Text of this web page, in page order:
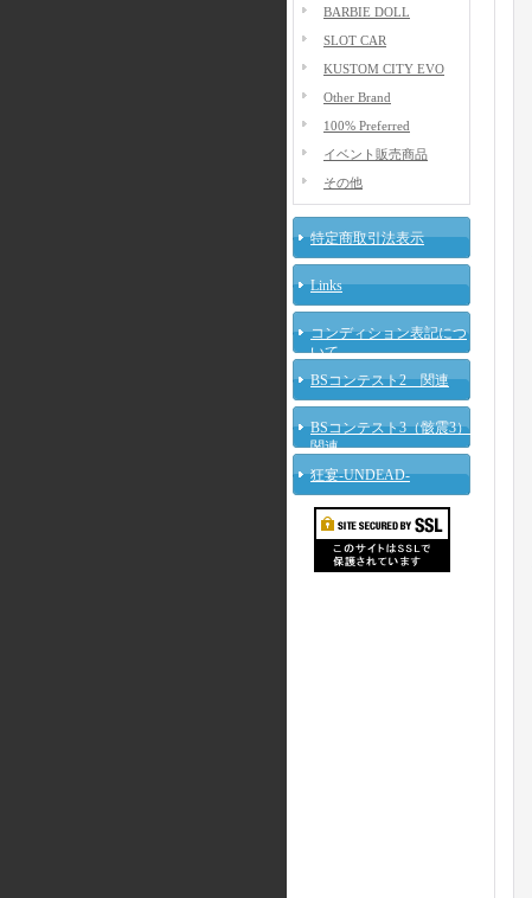
BARBIE DOLL
SLOT CAR
KUSTOM CITY EVO
Other Brand
100% Preferred
イベント販売商品
その他
特定商取引法表示
Links
コンディション表記につ
いて
BSコンテスト2 関連
BSコンテスト3（骸震3）
関連
狂宴-UNDEAD-